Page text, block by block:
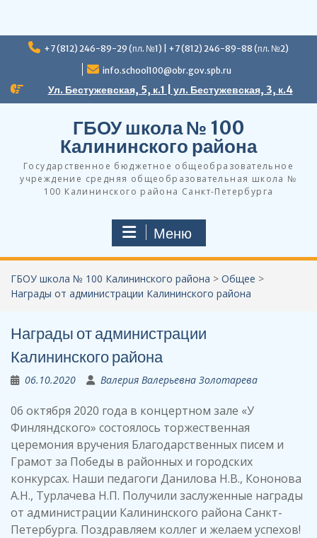
Перейти
+7 (812) 246-89-29 (пл. №1) | +7 (812) 246-89-88 (пл. №2)
info.school100@obr.gov.spb.ru
Ул. Бестужевская, 5, к.1 | ул. Бестужевская, 3, к.4
ГБОУ школа № 100
Калининского района
Государственное бюджетное общеобразовательное
учреждение средняя общеобразовательная школа №
100 Калининского района Санкт-Петербурга
Меню
ГБОУ школа № 100 Калининского района > Общее >
Награды от администрации Калининского района
Награды от администрации
Калининского района
06.10.2020 Валерия Валерьевна Золотарева
06 октября 2020 года в концертном зале «У
Финляндского» состоялось торжественная
церемония вручения Благодарственных писем и
Грамот за Победы в районных и городских
конкурсах. Наши педагоги Данилова Н.В., Кононова
А.Н., Турлачева Н.П. Получили заслуженные награды
от администрации Калининского района Санкт-
Петербурга. Поздравляем коллег и желаем успехов!